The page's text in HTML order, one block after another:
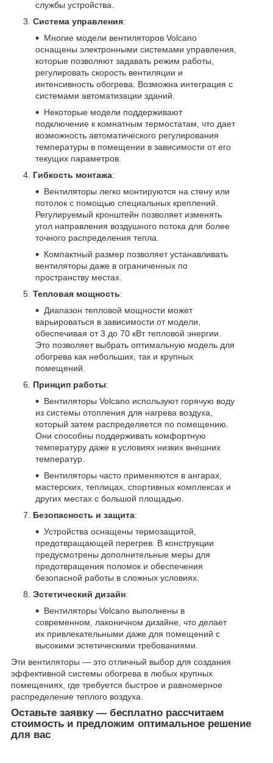
службы устройства.
Система управления:
Многие модели вентиляторов Volcano
оснащены электронными системами управления,
которые позволяют задавать режим работы,
регулировать скорость вентиляции и
интенсивность обогрева. Возможна интеграция с
системами автоматизации зданий.
Некоторые модели поддерживают
подключение к комнатным термостатам, что дает
возможность автоматического регулирования
температуры в помещении в зависимости от его
текущих параметров.
Гибкость монтажа:
Вентиляторы легко монтируются на стену или
потолок с помощью специальных креплений.
Регулируемый кронштейн позволяет изменять
угол направления воздушного потока для более
точного распределения тепла.
Компактный размер позволяет устанавливать
вентиляторы даже в ограниченных по
пространству местах.
Тепловая мощность:
Диапазон тепловой мощности может
варьироваться в зависимости от модели,
обеспечивая от 3 до 70 кВт тепловой энергии.
Это позволяет выбрать оптимальную модель для
обогрева как небольших, так и крупных
помещений.
Принцип работы:
Вентиляторы Volcano используют горячую воду
из системы отопления для нагрева воздуха,
который затем распределяется по помещению.
Они способны поддерживать комфортную
температуру даже в условиях низких внешних
температур.
Вентиляторы часто применяются в ангарах,
мастерских, теплицах, спортивных комплексах и
других местах с большой площадью.
Безопасность и защита:
Устройства оснащены термозащитой,
предотвращающей перегрев. В конструкции
предусмотрены дополнительные меры для
предотвращения поломок и обеспечения
безопасной работы в сложных условиях.
Эстетический дизайн:
Вентиляторы Volcano выполнены в
современном, лаконичном дизайне, что делает
их привлекательными даже для помещений с
высокими эстетическими требованиями.
Эти вентиляторы — это отличный выбор для создания
эффективной системы обогрева в любых крупных
помещениях, где требуется быстрое и равномерное
распределение теплого воздуха.
Оставьте заявку — бесплатно рассчитаем
стоимость и предложим оптимальное решение
для вас